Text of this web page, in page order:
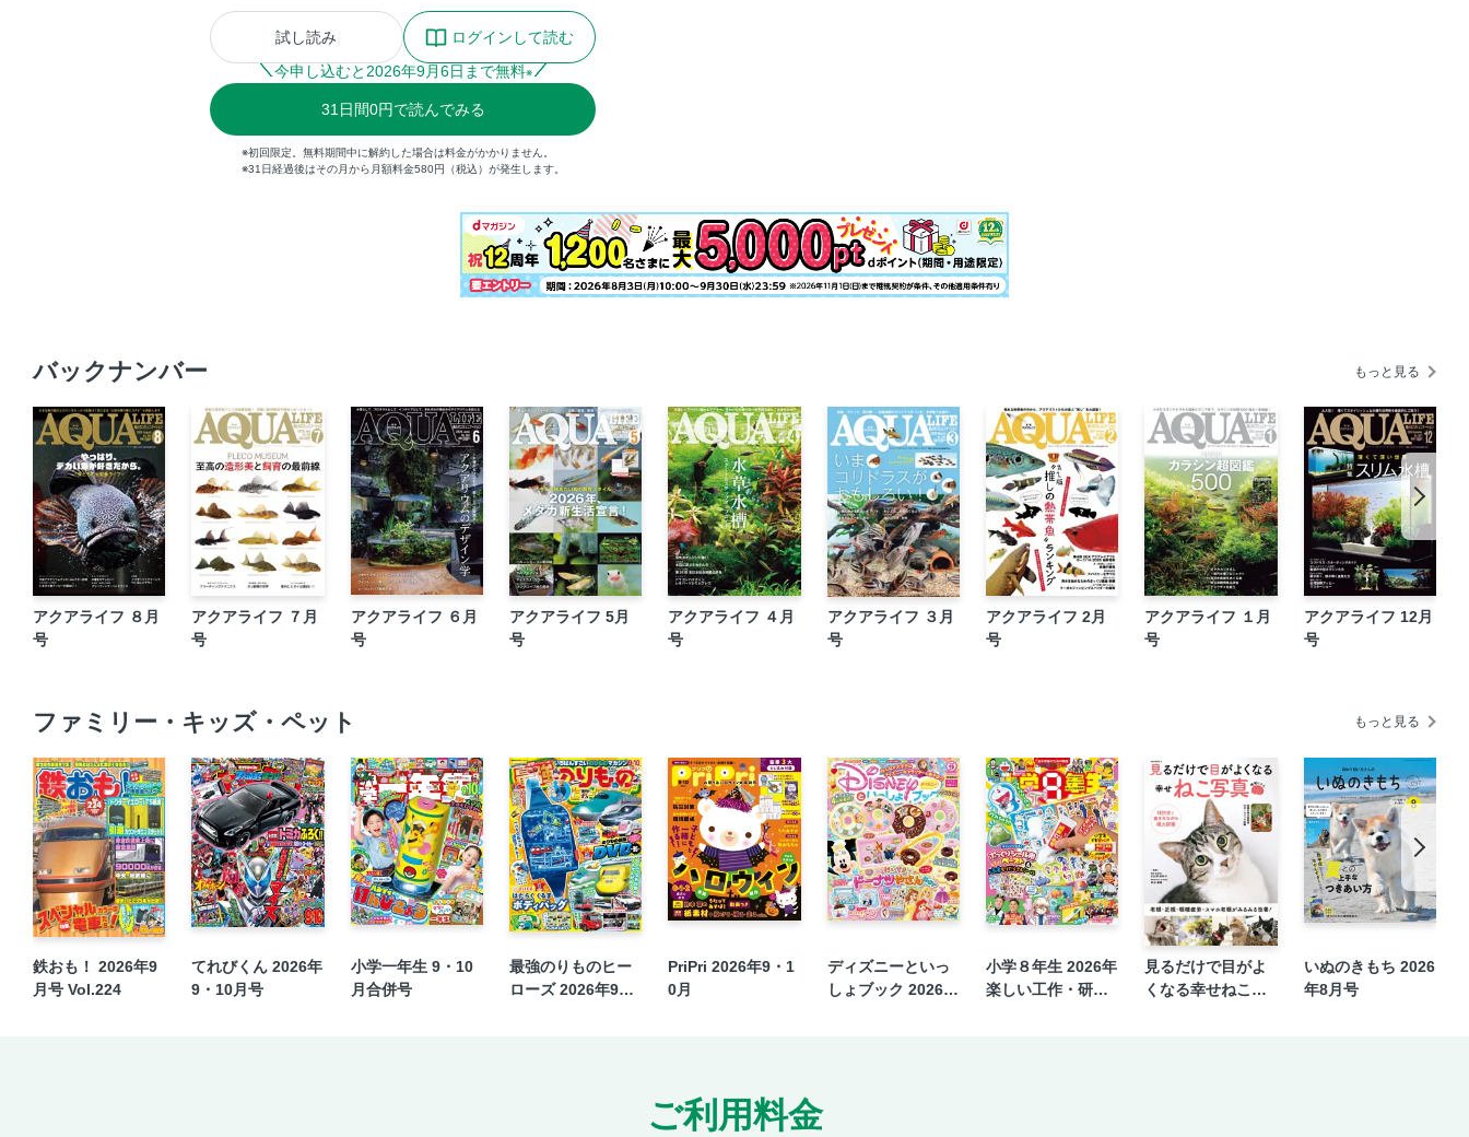
試し読み
ログインして読む
今申し込むと 2026年9月6日まで無料※
31 日間0円で読んでみる
※初回限定。無料期間中に解約した場合は料金がかかりません。
※31日経過後はその月から月額料金580円（税込）が発生します。
アクアなニュースをちょっと深堀り
書評 魚に跨り草子の海へ
マンガ アクアな猫の躾けかた
＃毎月開催愛魚写真コンテスト
アクアリウムの撮影講座
銘魚発見！ALショップレビュー
AQUA FEATURE 今月の新着・注目魚、水草
タンガニイカの住人たち
アクアグッズプレゼント情報
FROM EDITORS
バックナンバー もっと見る
アクアライフ ８月
号
アクアライフ ７月
号
アクアライフ ６月
号
アクアライフ 5月
号
アクアライフ ４月
号
アクアライフ ３月
号
アクアライフ 2月
号
アクアライフ １月
号
アクアライフ 12月
号
ファミリー・キッズ・ペット もっと見る
鉄おも！ 2026年9
月号 Vol.224
てれびくん 2026年
9・10月号
小学一年生 9・10
月合併号
最強のりものヒー
ローズ 2026年9月
PriPri 2026年9・1
0月
ディズニーといっ
しょブック 2026年
小学８年生 2026年
楽しい工作・研究
見るだけで目がよ
くなる幸せねこ写
いぬのきもち 2026
年8月号
ご利用料金